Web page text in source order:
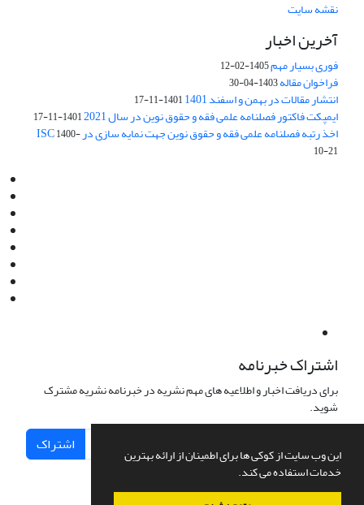
این وب سایت از کوکی ها برای اطمینان از ارائه بهترین
خدمات استفاده می کند.
نقشه سایت
آخرین اخبار
فوری بسیار مهم1405-02-12
فراخوان مقاله1403-04-30
انتشار مقالات در بهمن و اسفند 1401 1401-11-17
ایمپکت فاکتور فصلنامه علمی فقه و حقوق نوین در سال 2021 1401-11-17
اخذ رتبه فصلنامه علمی فقه و حقوق نوین جهت نمایه سازی در ISC1400-
10-21
اشتراک خبرنامه
برای دریافت اخبار و اطلاعیه های مهم نشریه در خبرنامه نشریه مشترک
شوید.
اشتراک